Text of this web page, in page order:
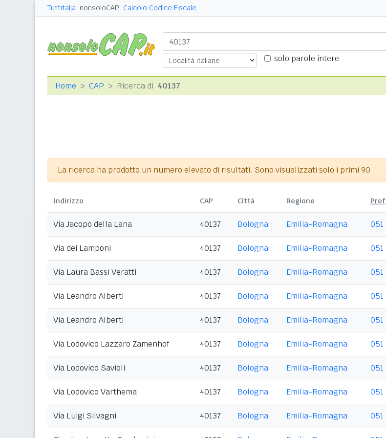
Tuttitalia nonsoloCAP Calcolo Codice Fiscale
solo parole intere
Home CAP Ricerca di 40137
La ricerca ha prodotto un numero elevato di risultati. Sono visualizzati solo i primi 90
Indirizzo CAP Città Regione Pref
Via Jacopo della Lana 40137 Bologna Emilia-Romagna 051
Via dei Lamponi 40137 Bologna Emilia-Romagna 051
Via Laura Bassi Veratti 40137 Bologna Emilia-Romagna 051
Via Leandro Alberti 40137 Bologna Emilia-Romagna 051
Via Leandro Alberti 40137 Bologna Emilia-Romagna 051
Via Lodovico Lazzaro Zamenhof 40137 Bologna Emilia-Romagna 051
Via Lodovico Savioli 40137 Bologna Emilia-Romagna 051
Via Lodovico Varthema 40137 Bologna Emilia-Romagna 051
Via Luigi Silvagni 40137 Bologna Emilia-Romagna 051